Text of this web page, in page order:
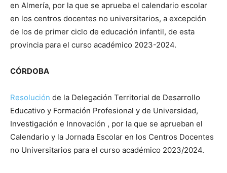
en Almería, por la que se aprueba el calendario escolar
en los centros docentes no universitarios, a excepción
de los de primer ciclo de educación infantil, de esta
provincia para el curso académico 2023-2024.
CÓRDOBA
Resolución de la Delegación Territorial de Desarrollo
Educativo y Formación Profesional y de Universidad,
Investigación e Innovación , por la que se aprueban el
Calendario y la Jornada Escolar en los Centros Docentes
no Universitarios para el curso académico 2023/2024.